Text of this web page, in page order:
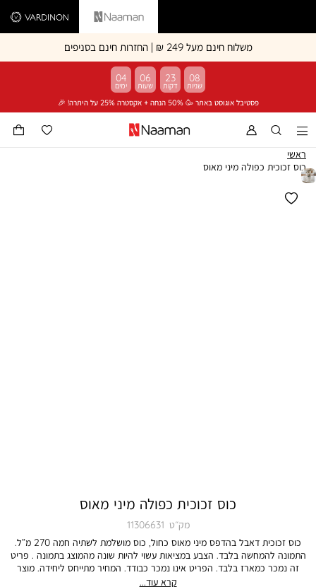
Vardinon Naaman
משלוח חינם מעל 249 ₪ | החזרות חינם בסניפים
פסטיבל אוגוסט באתר 🥳 50% הנחה + אקסטרה 25% על היתרה! 🎉
04 06 23 08
ראשי
כוס זכוכית כפולה מיני מאוס
כוס זכוכית כפולה מיני מאוס
מק״ט 11306631
כוס זכוכית דאבל בהדפס מיני מאוס כחול, כוס מושלמת לשתיה חמה 270 מ”ל.
התמונה להמחשה בלבד. הצבע במציאות עשוי להיות שונה מהמוצג בתמונה . פריט
זה נמכר כמארז בלבד. הפריט אינו נמכר כבודד. המחיר מתייחס ליחידה. מוצר
שנמכר כסט/מארז ניתן להחלפה באופן מלא ושלם - על כל פריטיו.
קרא עוד...